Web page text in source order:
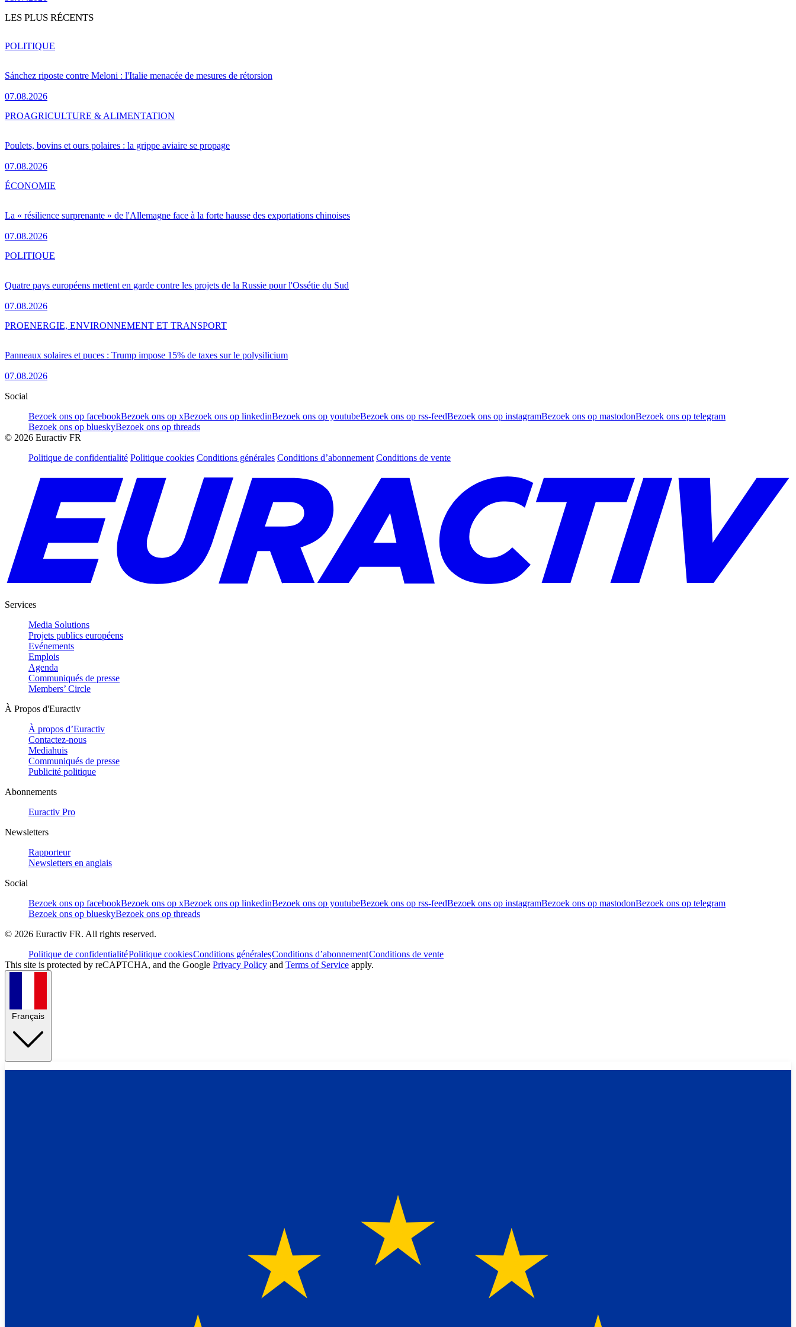
LES PLUS RÉCENTS
Sánchez riposte contre Meloni : l'Italie menacée de mesures de rétorsion
07.08.2026
POLITIQUE
Poulets, bovins et ours polaires : la grippe aviaire se propage
07.08.2026
PROAGRICULTURE & ALIMENTATION
La « résilience surprenante » de l'Allemagne face à la forte hausse des exportations chinoises
07.08.2026
ÉCONOMIE
Quatre pays européens mettent en garde contre les projets de la Russie pour l'Ossétie du Sud
07.08.2026
POLITIQUE
Panneaux solaires et puces : Trump impose 15% de taxes sur le polysilicium
07.08.2026
PROENERGIE, ENVIRONNEMENT ET TRANSPORT
Social
Bezoek ons op facebookBezoek ons op xBezoek ons op linkedinBezoek ons op youtubeBezoek ons op rss-feedBezoek ons op instagramBezoek ons op mastodonBezoek ons op telegram
Bezoek ons op blueskyBezoek ons op threads
© 2026 Euractiv FR
Politique de confidentialité Politique cookies Conditions générales Conditions d’abonnement Conditions de vente
Services
Media Solutions
Projets publics européens
Evénements
Emplois
Agenda
Communiqués de presse
Members’ Circle
À Propos d'Euractiv
À propos d’Euractiv
Contactez-nous
Mediahuis
Communiqués de presse
Publicité politique
Abonnements
Euractiv Pro
Newsletters
Rapporteur
Newsletters en anglais
Social
Bezoek ons op facebookBezoek ons op xBezoek ons op linkedinBezoek ons op youtubeBezoek ons op rss-feedBezoek ons op instagramBezoek ons op mastodonBezoek ons op telegram
Bezoek ons op blueskyBezoek ons op threads
© 2026 Euractiv FR. All rights reserved.
Politique de confidentialitéPolitique cookiesConditions généralesConditions d’abonnementConditions de vente
This site is protected by reCAPTCHA, and the Google Privacy Policy and Terms of Service apply.
Français